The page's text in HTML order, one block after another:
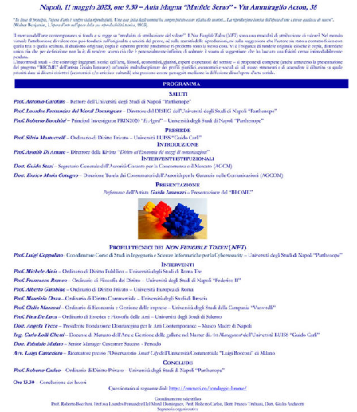
artificiale?
diAstolfo Di Amato
Leggi l'abstract >
La ripartizione della spesa per la pubblicità e la
comunicazione istituzionale tra i media:
l’European Media Freedom Act contro la
strumentalizzazione politica
diEnzo Ghionni,Paola Verrusio
Leggi l'abstract >
Il lavoro di fronte alla sfida dell’intelligenza
artificiale: la via italiana alla regolazione del
fenomeno tra opportunità e meccanismi di
tutela, individuali e collettivi
diMarcello D'Aponte
Leggi l'abstract >
Allucinazioni dell’IA e difese giudiziali al banco di
prova della lite temeraria
Giovanni Agrusti